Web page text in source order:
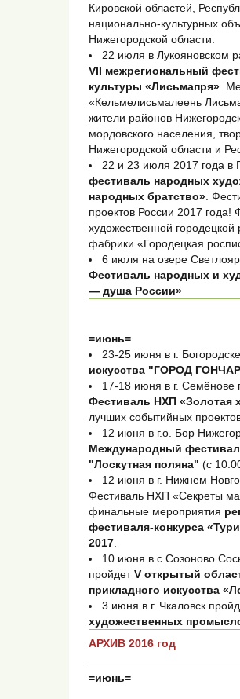
Кировской областей,
национально-культурных
Нижегородской области.
22 июля в Лукояновском
VII межрегиональный
культуры «Лисьмапря» .
«Кельмелисьмалеень
жители районов
мордовского населения,
Нижегородской области и
22 и 23 июля 2017 года в
фестиваль народных
народных братство» .
проектов России 2017
художественной
фабрики «Городецкая
6 июля на озере
Фестиваль народных и
— душа России»
=июнь=
23-25 июня в г.
искусства "ГОРОД
17-18 июня в г. Семёнове
Фестиваль НХП «Золотая
лучших событийных
12 июня в г.о. Бор
Международный
"Лоскутная поляна" (с
12 июня в г. Нижнем
Фестиваль НХП «Секреты
финальные мероприятия
фестиваля-конкурса
2017
10 июня в с.Созоново
пройдетV открытый
прикладного искусства
3 июня в г. Чкаловск
художественных
АРХИВ 2016 год
=июнь=